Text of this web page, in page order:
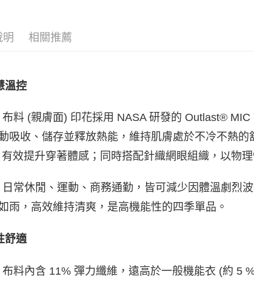
明 相關推薦
溫控
(親膚面) 印花採用 NASA 研發的 Outlast® MIC
吸收、儲存並釋放熱能，維持肌膚處於不冷不熱
效提升穿著體感；同時搭配針織網眼組織，以物
休閒、運動、商務通勤，皆可減少因體溫劇烈
雨，高效維持清爽，是高機能性的四季單品。
舒適
內含 11% 彈力纖維，遠高於一般機能衣 (約 5